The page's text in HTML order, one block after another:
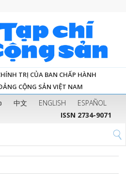
TRỊ CỦA BAN CHẤP HÀNH
CỘNG SẢN VIỆT NAM
中文 ENGLISH
ESPAÑOL
ISSN 2734-9071